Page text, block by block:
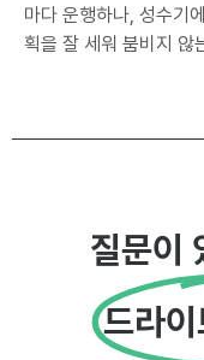
마다 운행하나, 성수기
획을 잘 세워 붐비지 않
질문이
드라